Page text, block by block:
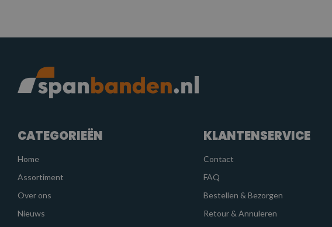
CATEGORIEËN
Home
Assortiment
Over ons
Nieuws
KLANTENSERVICE
Contact
FAQ
Bestellen & Bezorgen
Retour & Annuleren